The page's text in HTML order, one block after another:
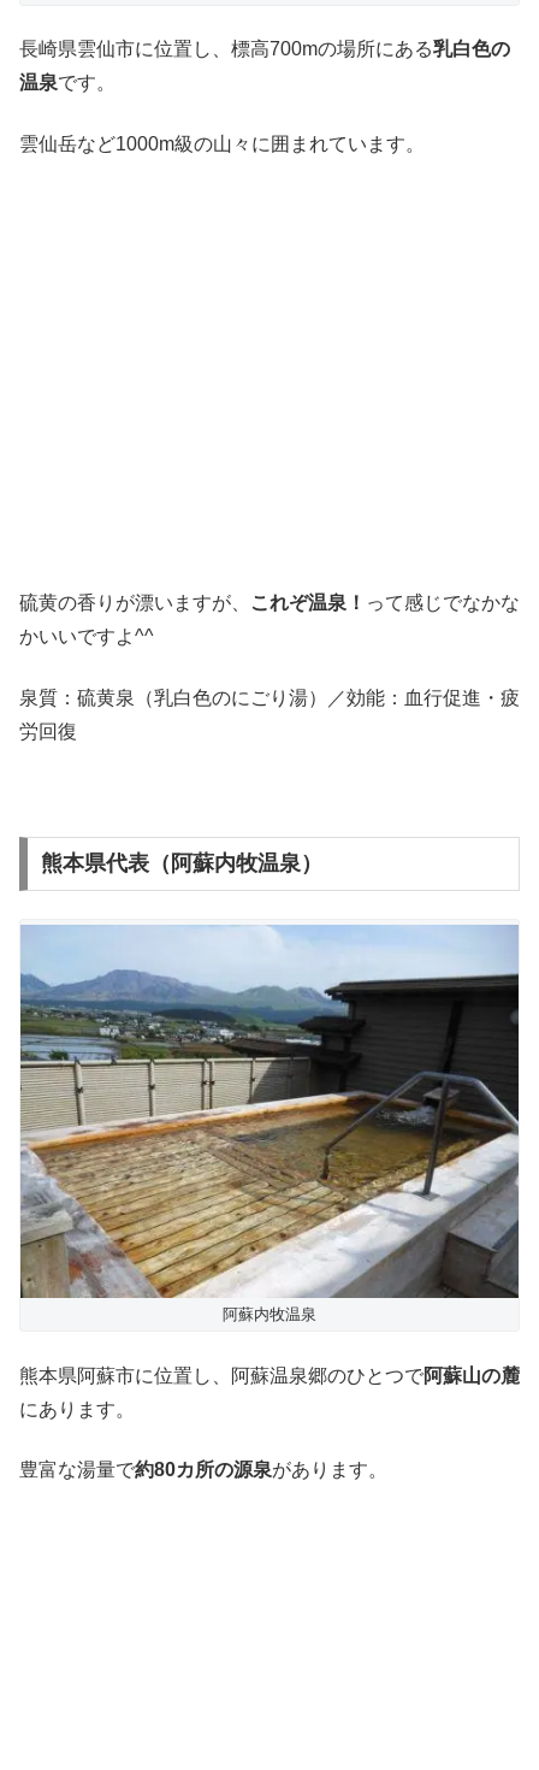
長崎県雲仙市に位置し、標高700mの場所にある乳白色の
温泉です。
雲仙岳など1000m級の山々に囲まれています。
硫黄の香りが漂いますが、 これぞ温泉！ って感じでなかな
かいいですよ^^
泉質：硫黄泉（乳白色のにごり湯）／効能：血行促進・疲
労回復
熊本県代表（阿蘇内牧温泉）
阿蘇内牧温泉
熊本県阿蘇市に位置し、阿蘇温泉郷のひとつで阿蘇山の麓
にあります。
豊富な湯量で約80カ所の源泉があります。